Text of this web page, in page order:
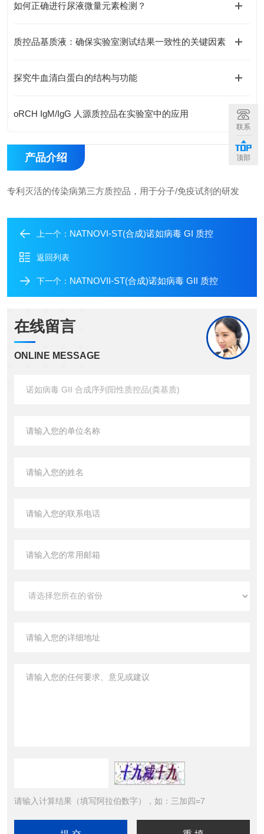
如何正确进行尿液微量元素检测？
质控品基质液：确保实验室测试结果一致性的关键因素
探究牛血清白蛋白的结构与功能
oRCH IgM/IgG 人源质控品在实验室中的应用
产品介绍
专利灭活的传染病第三方质控品，用于分子/免疫试剂的研发
上一个： NATNOVI-ST(合成)诺如病毒 GI 质控
返回列表
下一个： NATNOVII-ST(合成)诺如病毒 GII 质控
在线留言
ONLINE MESSAGE
请输入计算结果（填写阿拉伯数字），如：三加四=7
联系
顶部